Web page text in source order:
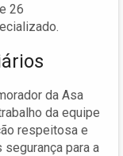
26
da Asa
da equipe
respeitosa e
para a